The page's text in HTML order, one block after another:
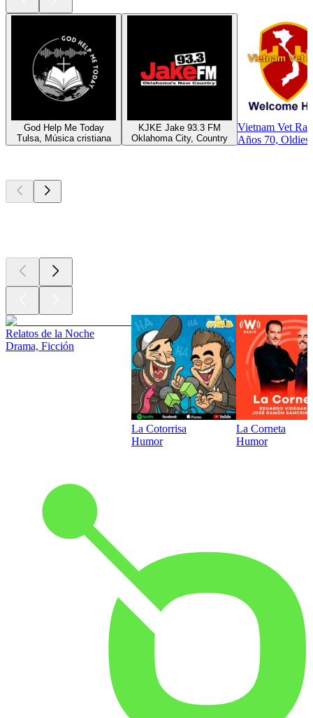
God Help Me Today
Tulsa, Música cristiana
KJKE Jake 93.3 FM
Oklahoma City, Country
Vietnam Vet
Años 70, Oldies
Relatos de la Noche
Drama, Ficción
La Cotorrisa
Humor
La Corneta
Humor